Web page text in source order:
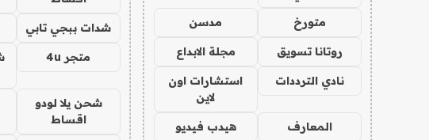
متورخ مدسن
روتانا تسويق مجلة الابداع
نادي الترددات
استشارات اون
لاين
المعارف هيدب فيديو
شدات ببجي تابي
متجر 4u
شحن يلا لودو
اقساط